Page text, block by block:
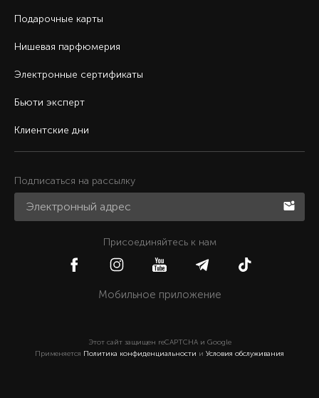
Подарочные карты
Нишевая парфюмерия
Электронные сертификаты
Бьюти эксперт
Клиентские дни
Подписаться на рассылку
Присоединяйтесь к нам
Мобильное приложение
Этот сайт защищен reCAPTCHA и Google
Применяется Политика конфиденциальности и Условия обслуживания